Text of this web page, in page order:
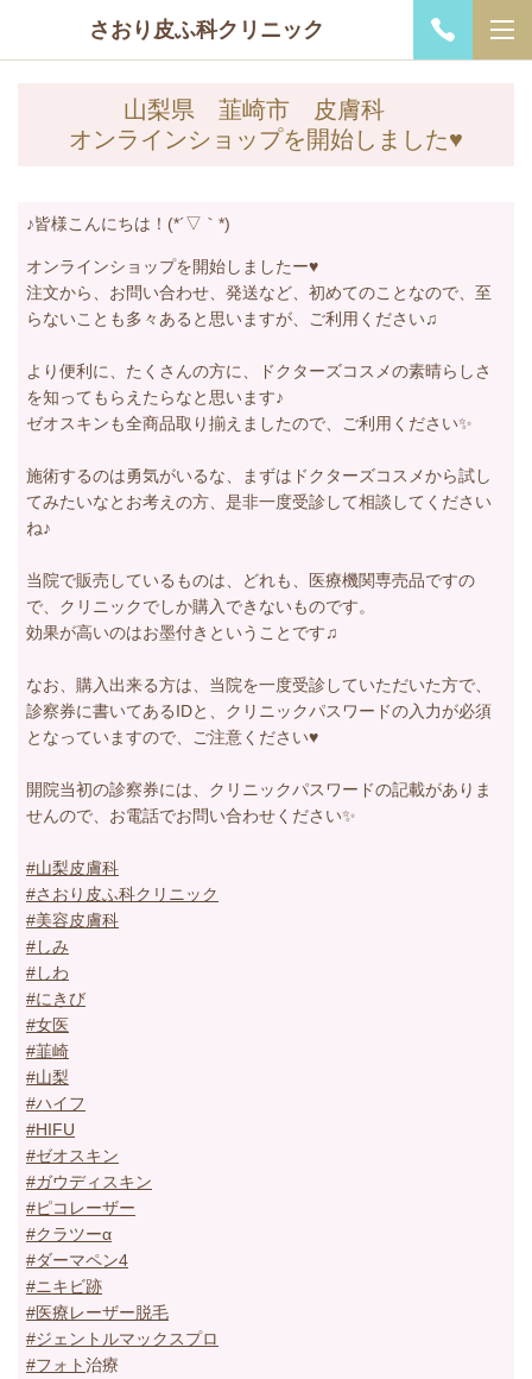
さおり皮ふ科クリニック
山梨県 韮崎市 皮膚科
オンラインショップを開始しました♥
♪皆様こんにちは！(*´▽｀*)
オンラインショップを開始しましたー♥
注文から、お問い合わせ、発送など、初めてのことなので、至
らないことも多々あると思いますが、ご利用ください♫
より便利に、たくさんの方に、ドクターズコスメの素晴らしさ
を知ってもらえたらなと思います♪
ゼオスキンも全商品取り揃えましたので、ご利用ください✨
施術するのは勇気がいるな、まずはドクターズコスメから試し
てみたいなとお考えの方、是非一度受診して相談してください
ね♪
当院で販売しているものは、どれも、医療機関専売品ですの
で、クリニックでしか購入できないものです。
効果が高いのはお墨付きということです♫
なお、購入出来る方は、当院を一度受診していただいた方で、
診察券に書いてあるIDと、クリニックパスワードの入力が必須
となっていますので、ご注意ください♥
開院当初の診察券には、クリニックパスワードの記載がありま
せんので、お電話でお問い合わせください✨
#山梨皮膚科
#さおり皮ふ科クリニック
#美容皮膚科
#しみ
#しわ
#にきび
#女医
#韮崎
#山梨
#ハイフ
#HIFU
#ゼオスキン
#ガウディスキン
#ピコレーザー
#クラツーα
#ダーマペン4
#ニキビ跡
#医療レーザー脱毛
#ジェントルマックスプロ
#フォト治療